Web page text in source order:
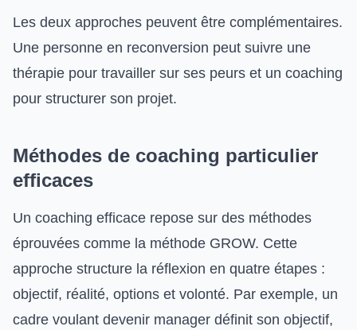
Les deux approches peuvent être complémentaires.
Une personne en reconversion peut suivre une
thérapie pour travailler sur ses peurs et un coaching
pour structurer son projet.
Méthodes de coaching particulier
efficaces
Un coaching efficace repose sur des méthodes
éprouvées comme la méthode GROW. Cette
approche structure la réflexion en quatre étapes :
objectif, réalité, options et volonté. Par exemple, un
cadre voulant devenir manager définit son objectif,